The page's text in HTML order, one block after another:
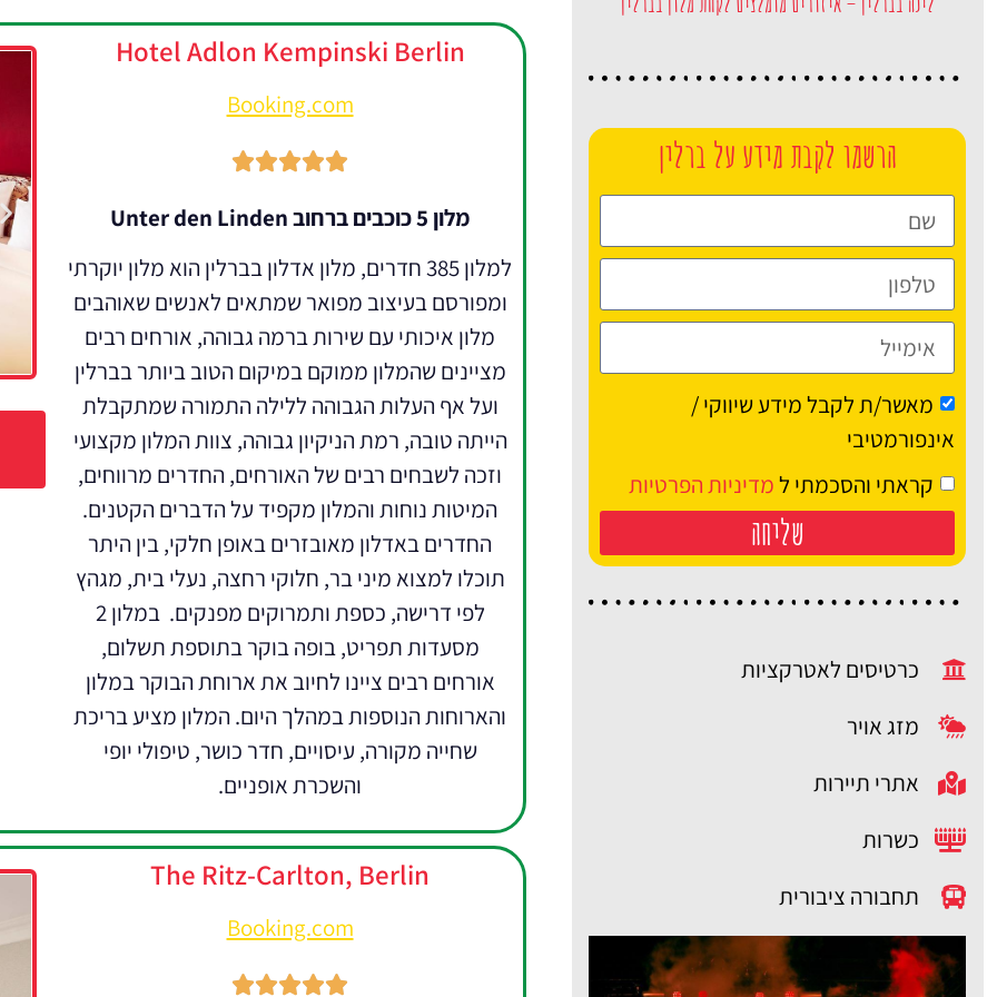
הרשמו לקבת מידע על ברלין
מאשר/ת לקבל מידע שיווקי /
אינפורמטיבי
קראתי והסכמתי למדיניות הפרטיות
שליחה
כרטיסים לאטרקציות
מזג אויר
אתרי תיירות
כשרות
תחבורה ציבורית
Hotel Adlon Kempinski Berlin
Booking.com





מלון 5 כוכבים ברחוב Unter den Linden
למלון 385 חדרים, מלון אדלון בברלין הוא מלון יוקרתי
ומפורסם בעיצוב מפואר שמתאים לאנשים שאוהבים
מלון איכותי עם שירות ברמה גבוהה, אורחים רבים
מציינים שהמלון ממוקם במיקום הטוב ביותר בברלין
ועל אף העלות הגבוהה ללילה התמורה שמתקבלת
הייתה טובה, רמת הניקיון גבוהה, צוות המלון מקצועי
וזכה לשבחים רבים של האורחים, החדרים מרווחים,
המיטות נוחות והמלון מקפיד על הדברים הקטנים.
החדרים באדלון מאובזרים באופן חלקי, בין היתר
תוכלו למצוא מיני בר, חלוקי רחצה, נעלי בית, מגהץ
לפי דרישה, כספת ותמרוקים מפנקים. במלון 2
מסעדות תפריט, בופה בוקר בתוספת תשלום,
אורחים רבים ציינו לחיוב את ארוחת הבוקר במלון
והארוחות הנוספות במהלך היום. המלון מציע בריכת
שחייה מקורה, עיסויים, חדר כושר, טיפולי יופי
והשכרת אופניים.
The Ritz-Carlton, Berlin
Booking.com




